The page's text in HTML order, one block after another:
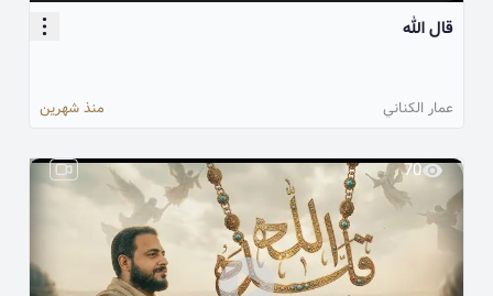
قال الله
عمار الكناني منذ شهرين
70